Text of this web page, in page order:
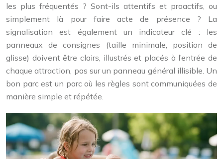
les plus fréquentés ? Sont-ils attentifs et proactifs, ou
simplement là pour faire acte de présence ? La
signalisation est également un indicateur clé : les
panneaux de consignes (taille minimale, position de
glisse) doivent être clairs, illustrés et placés à l’entrée de
chaque attraction, pas sur un panneau général illisible. Un
bon parc est un parc où les règles sont communiquées de
manière simple et répétée.